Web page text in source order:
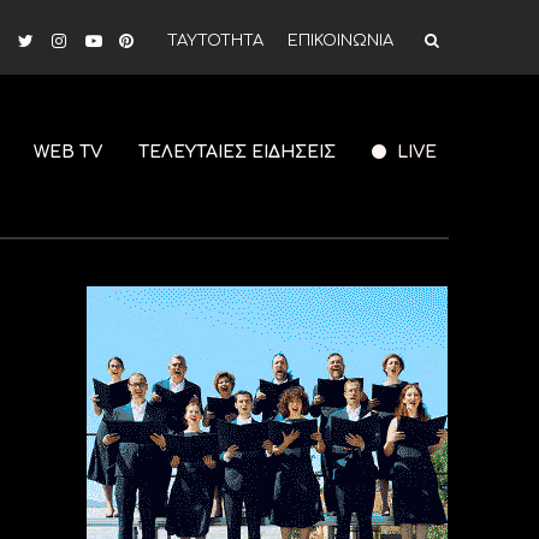
ΤΑΥΤΟΤΗΤΑ ΕΠΙΚΟΙΝΩΝΙΑ
WEB TV ΤΕΛΕΥΤΑΙΕΣ ΕΙΔΗΣΕΙΣ LIVE